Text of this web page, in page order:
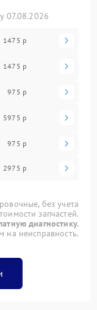
07.08.2026
1475 р
1475 р
975 р
5975 р
975 р
2975 р
без учета
запчастей.
диагностику.
на неисправность.